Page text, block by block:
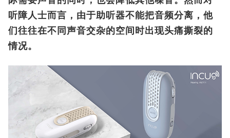
听障人士而言，由于助听器不能把音频分离，他
们往往在不同声音交杂的空间时出现头痛撕裂的
情况。